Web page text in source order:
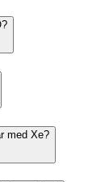
med Xe?